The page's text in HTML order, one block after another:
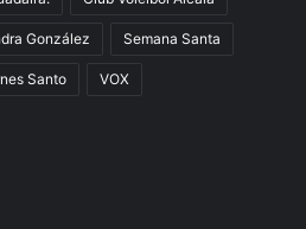
González Semana Santa
Santo VOX